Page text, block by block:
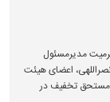
مدیرمسئول
نصراللهی، اعضای هیئت
مستحق تخفیف در